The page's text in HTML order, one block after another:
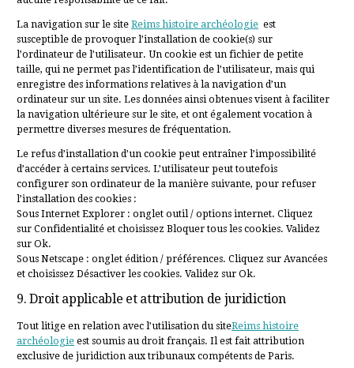
La navigation sur le siteReims histoire archéologie est
susceptible de provoquer l’installation de cookie(s) sur
l’ordinateur de l’utilisateur. Un cookie est un fichier de petite
taille, qui ne permet pas l’identification de l’utilisateur, mais qui
enregistre des informations relatives à la navigation d’un
ordinateur sur un site. Les données ainsi obtenues visent à faciliter
la navigation ultérieure sur le site, et ont également vocation à
permettre diverses mesures de fréquentation.
Le refus d’installation d’un cookie peut entraîner l’impossibilité
d’accéder à certains services. L’utilisateur peut toutefois
configurer son ordinateur de la manière suivante, pour refuser
l’installation des cookies :
Sous Internet Explorer : onglet outil / options internet. Cliquez
sur Confidentialité et choisissez Bloquer tous les cookies. Validez
sur Ok.
Sous Netscape : onglet édition / préférences. Cliquez sur Avancées
et choisissez Désactiver les cookies. Validez sur Ok.
9. Droit applicable et attribution de juridiction
Tout litige en relation avec l’utilisation du siteReims histoire
archéologie est soumis au droit français. Il est fait attribution
exclusive de juridiction aux tribunaux compétents de Paris.